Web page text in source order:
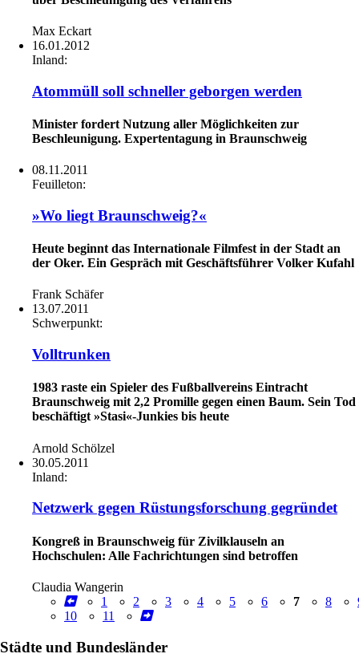
Max Eckart
16.01.2012
Inland:
Atommüll soll schneller geborgen werden
Minister fordert Nutzung aller Möglichkeiten zur
Beschleunigung. Expertentagung in Braunschweig
08.11.2011
Feuilleton:
»Wo liegt Braunschweig?«
Heute beginnt das Internationale Filmfest in der Stadt an
der Oker. Ein Gespräch mit Geschäftsführer Volker Kufahl
Frank Schäfer
13.07.2011
Schwerpunkt:
Volltrunken
1983 raste ein Spieler des Fußballvereins Eintracht
Braunschweig mit 2,2 Promille gegen einen Baum. Sein Tod
beschäftigt »Stasi«-Junkies bis heute
Arnold Schölzel
30.05.2011
Inland:
Netzwerk gegen Rüstungsforschung gegründet
Kongreß in Braunschweig für Zivilklauseln an
Hochschulen: Alle Fachrichtungen sind betroffen
Claudia Wangerin
1
2 3 4 5 6 7 8
10
11
Städte und Bundesländer